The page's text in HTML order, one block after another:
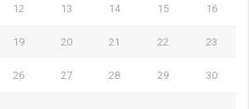
12 13 14 15 16
19 20 21 22 23
26 27 28 29 30